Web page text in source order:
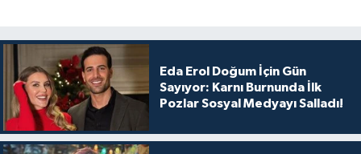
Eda Erol Doğum İçin Gün
Sayıyor: Karnı Burnunda İlk
Pozlar Sosyal Medyayı Salladı!